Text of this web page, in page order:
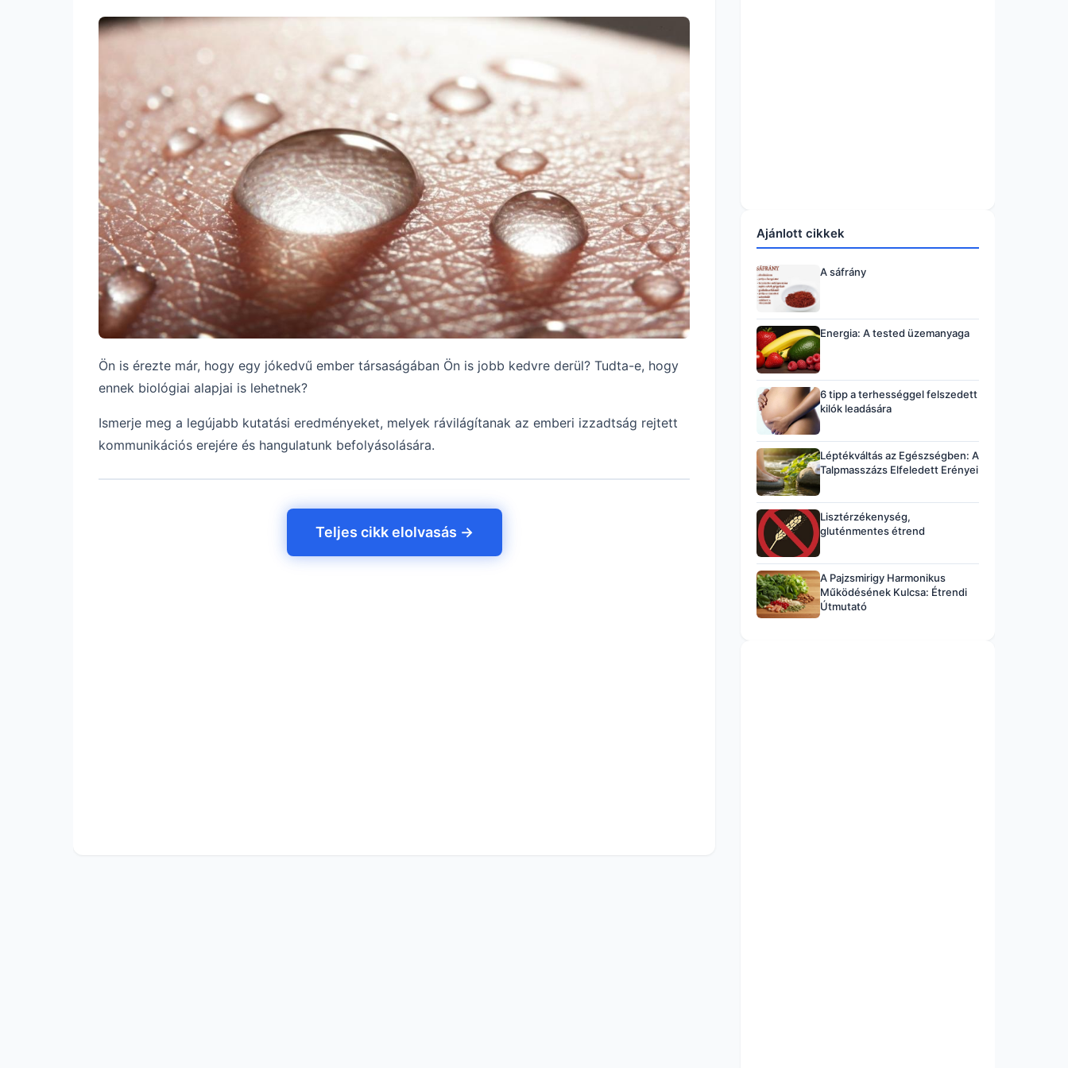
Ön is érezte már, hogy egy jókedvű ember társaságában Ön is jobb kedvre derül? Tudta-e, hogy
ennek biológiai alapjai is lehetnek?
Ismerje meg a legújabb kutatási eredményeket, melyek rávilágítanak az emberi izzadtság rejtett
kommunikációs erejére és hangulatunk befolyásolására.
Teljes cikk elolvasás →
Ajánlott cikkek
A sáfrány
Energia: A tested üzemanyaga
6 tipp a terhességgel felszedett
kilók leadására
Léptékváltás az Egészségben: A
Talpmasszázs Elfeledett Erényei
Lisztérzékenység,
gluténmentes étrend
A Pajzsmirigy Harmonikus
Működésének Kulcsa: Étrendi
Útmutató